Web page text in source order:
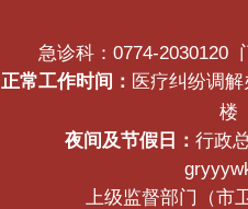
急诊科：0774-2030120
正常工作时间： 医疗纠纷调
楼
夜间及节假日： 行政
上级监督部门（市